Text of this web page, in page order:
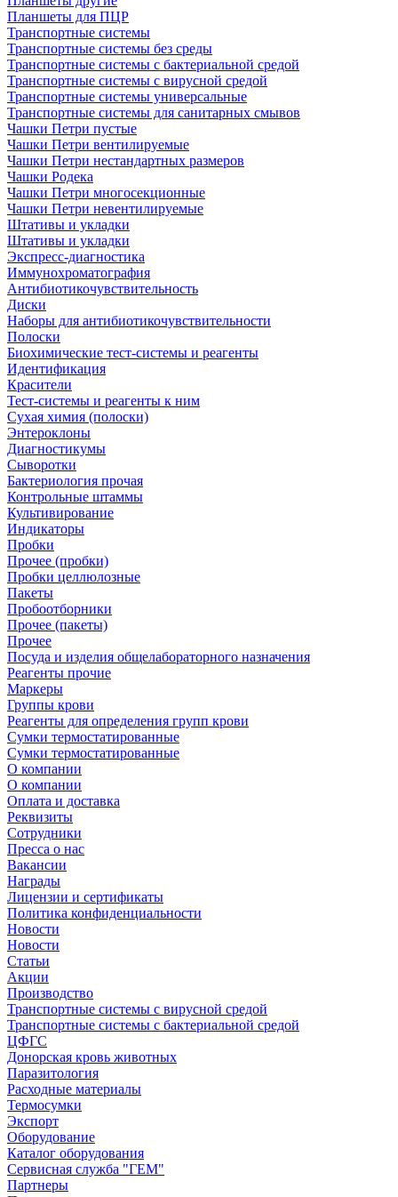
Планшеты для ПЦР
Транспортные системы
Транспортные системы без среды
Транспортные системы с бактериальной средой
Транспортные системы с вирусной средой
Транспортные системы универсальные
Транспортные системы для санитарных смывов
Чашки Петри пустые
Чашки Петри вентилируемые
Чашки Петри нестандартных размеров
Чашки Родека
Чашки Петри многосекционные
Чашки Петри невентилируемые
Штативы и укладки
Штативы и укладки
Экспресс-диагностика
Иммунохроматография
Антибиотикочувствительность
Диски
Наборы для антибиотикочувствительности
Полоски
Биохимические тест-системы и реагенты
Идентификация
Красители
Тест-системы и реагенты к ним
Сухая химия (полоски)
Энтероклоны
Диагностикумы
Сыворотки
Бактериология прочая
Контрольные штаммы
Культивирование
Индикаторы
Пробки
Прочее (пробки)
Пробки целлюлозные
Пакеты
Пробоотборники
Прочее (пакеты)
Прочее
Посуда и изделия общелабораторного назначения
Реагенты прочие
Маркеры
Группы крови
Реагенты для определения групп крови
Сумки термостатированные
Сумки термостатированные
О компании
О компании
Оплата и доставка
Реквизиты
Сотрудники
Пресса о нас
Вакансии
Награды
Лицензии и сертификаты
Политика конфиденциальности
Новости
Новости
Статьи
Акции
Производство
Транспортные системы с вирусной средой
Транспортные системы с бактериальной средой
ЦФГС
Донорская кровь животных
Паразитология
Расходные материалы
Термосумки
Экспорт
Оборудование
Каталог оборудования
Сервисная служба "ГЕМ"
Партнеры